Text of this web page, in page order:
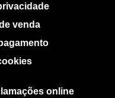
venda
online